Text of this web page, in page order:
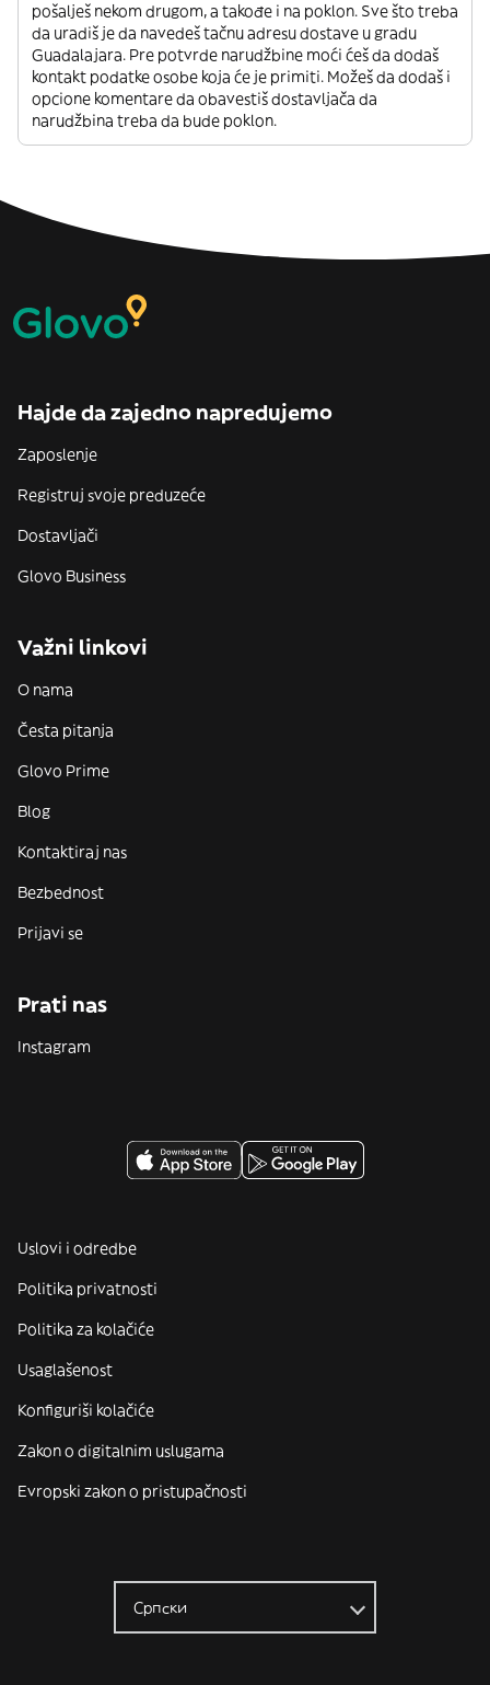
pošalješ nekom drugom, a takođe i na poklon. Sve što treba
da uradiš je da navedeš tačnu adresu dostave u gradu
Guadalajara. Pre potvrde narudžbine moći ćeš da dodaš
kontakt podatke osobe koja će je primiti. Možeš da dodaš i
opcione komentare da obavestiš dostavljača da
narudžbina treba da bude poklon.
Hajde da zajedno napredujemo
Zaposlenje
Registruj svoje preduzeće
Dostavljači
Glovo Business
Važni linkovi
O nama
Česta pitanja
Glovo Prime
Blog
Kontaktiraj nas
Bezbednost
Prijavi se
Prati nas
Instagram
Uslovi i odredbe
Politika privatnosti
Politika za kolačiće
Usaglašenost
Konfiguriši kolačiće
Zakon o digitalnim uslugama
Evropski zakon o pristupačnosti